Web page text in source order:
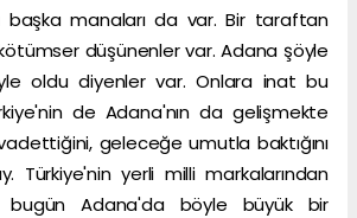
başka manaları da var. Bir taraftan
düşünenler var. Adana şöyle
oldu diyenler var. Onlara inat bu
de Adana'nın da gelişmekte
geleceğe umutla baktığını
Türkiye'nin yerli milli markalarından
bugün Adana'da böyle büyük bir